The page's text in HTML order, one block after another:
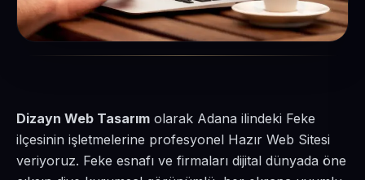
Dizayn Web Tasarım olarak Adana ilindeki Feke
ilçesinin işletmelerine profesyonel Hazır Web Sitesi
veriyoruz. Feke esnafı ve firmaları dijital dünyada öne